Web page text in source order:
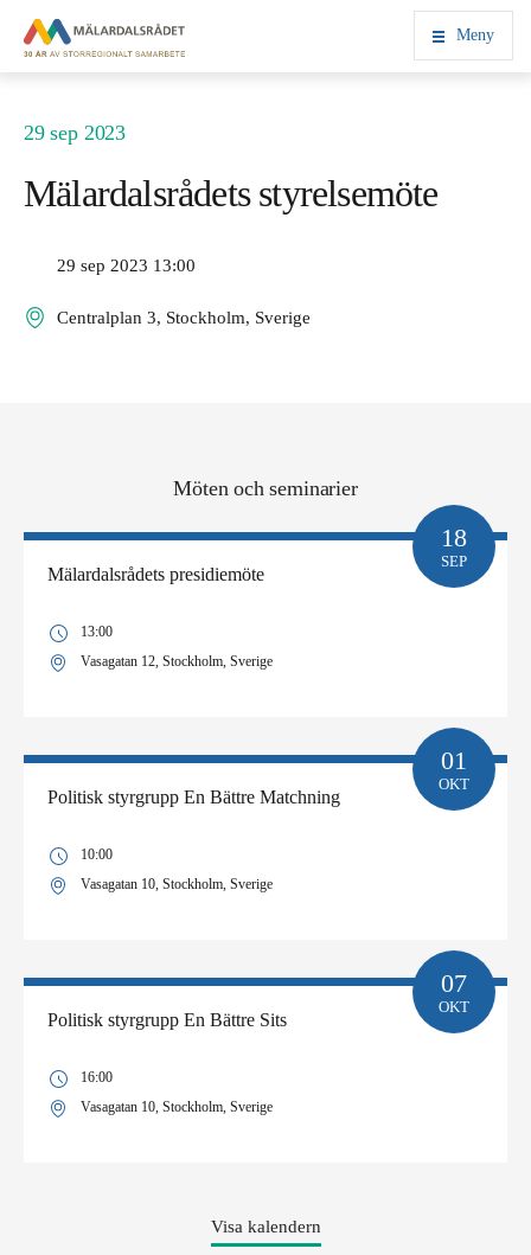
Meny
29 sep 2023
Mälardalsrådets styrelsemöte
29 sep 2023 13:00
Centralplan 3, Stockholm, Sverige
Möten och seminarier
18
SEP
Mälardalsrådets presidiemöte
13:00
Vasagatan 12, Stockholm, Sverige
01
OKT
Politisk styrgrupp En Bättre Matchning
10:00
Vasagatan 10, Stockholm, Sverige
07
OKT
Politisk styrgrupp En Bättre Sits
16:00
Vasagatan 10, Stockholm, Sverige
Visa kalendern